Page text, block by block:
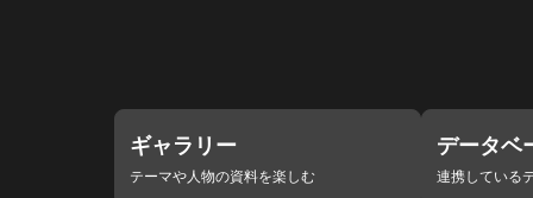
ギャラリー
テーマや人物の資料を楽しむ
データベ
連携している